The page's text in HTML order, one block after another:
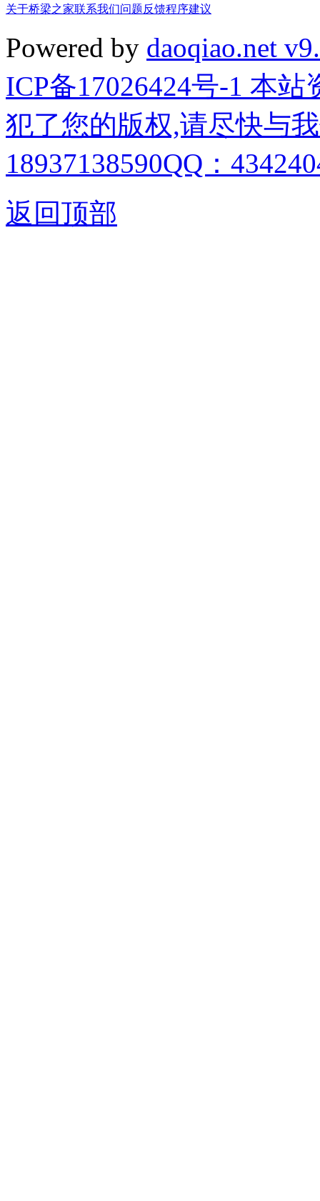
关于桥梁之家联系我们问题反馈程序建议
Powered by daoqiao.net
ICP备17026424号-1 本
犯了您的版权,请尽快与
18937138590QQ：
返回顶部